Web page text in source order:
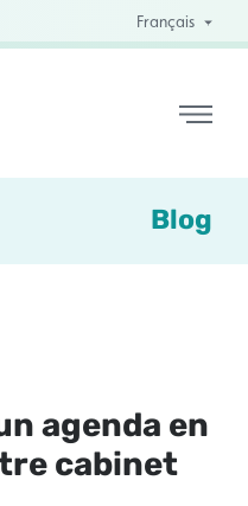
Français
Blog
agenda en
cabinet